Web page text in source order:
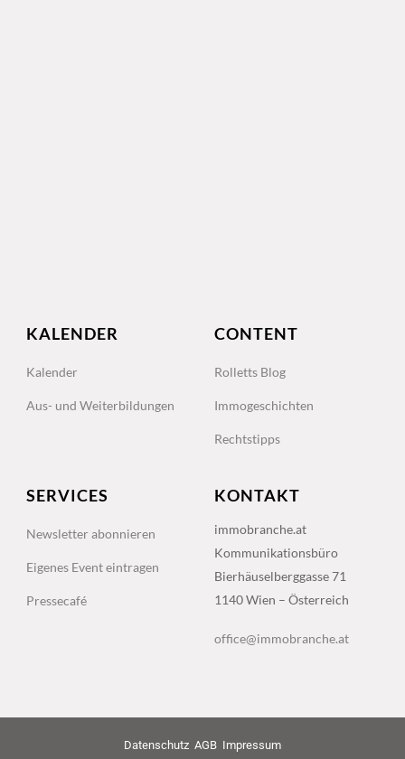
KALENDER
Kalender
Aus- und Weiterbildungen
CONTENT
Rolletts Blog
Immogeschichten
Rechtstipps
SERVICES
Newsletter abonnieren
Eigenes Event eintragen
Pressecafé
KONTAKT
immobranche.at
Kommunikationsbüro
Bierhäuselberggasse 71
1140 Wien – Österreich
office@immobranche.at
Datenschutz AGB Impressum